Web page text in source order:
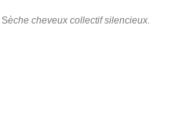
Sèche cheveux collectif silencieux.